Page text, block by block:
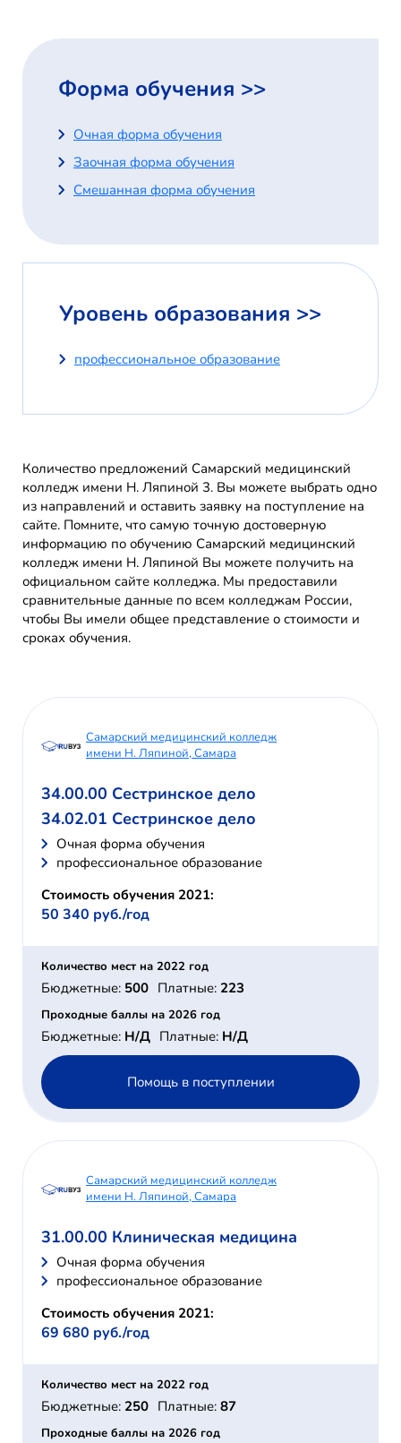
Форма обучения >>
Очная форма обучения
Заочная форма обучения
Смешанная форма обучения
Уровень образования >>
профессиональное образование
Количество предложений Самарский медицинский
колледж имени Н. Ляпиной 3. Вы можете выбрать одно
из направлений и оставить заявку на поступление на
сайте. Помните, что самую точную достоверную
информацию по обучению Самарский медицинский
колледж имени Н. Ляпиной Вы можете получить на
официальном сайте колледжа. Мы предоставили
сравнительные данные по всем колледжам России,
чтобы Вы имели общее представление о стоимости и
сроках обучения.
Самарский медицинский колледж
имени Н. Ляпиной, Самара
34.00.00 Сестринское дело
34.02.01 Сестринское дело
Очная форма обучения
профессиональное образование
Стоимость обучения 2021:
50 340 руб./год
Количество мест на 2022 год
Бюджетные: 500 Платные: 223
Проходные баллы на 2026 год
Бюджетные: Н/Д Платные: Н/Д
Помощь в поступлении
Самарский медицинский колледж
имени Н. Ляпиной, Самара
31.00.00 Клиническая медицина
Очная форма обучения
профессиональное образование
Стоимость обучения 2021:
69 680 руб./год
Количество мест на 2022 год
Бюджетные: 250 Платные: 87
Проходные баллы на 2026 год